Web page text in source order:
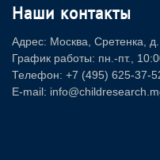
Наши контакты
Адрес: Москва, Сретенка, д.
График работы: пн.-пт.,
Телефон: +7 (495) 625-37-
E-mail: